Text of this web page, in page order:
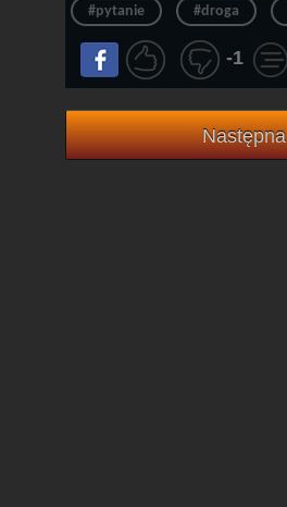
#pytanie #droga
-1
Następna